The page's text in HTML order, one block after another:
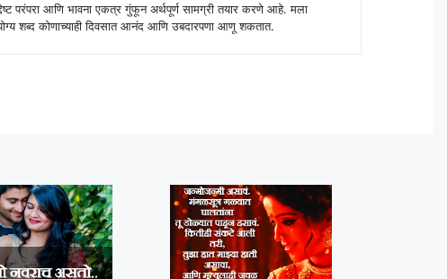
परंपरा आणि भावना एकत्र गुंफून अर्थपूर्ण सामग्री तयार करणे आहे. मला
शब्द कोणाच्याही दिवसात आनंद आणि उबदारपणा आणू शकतात.